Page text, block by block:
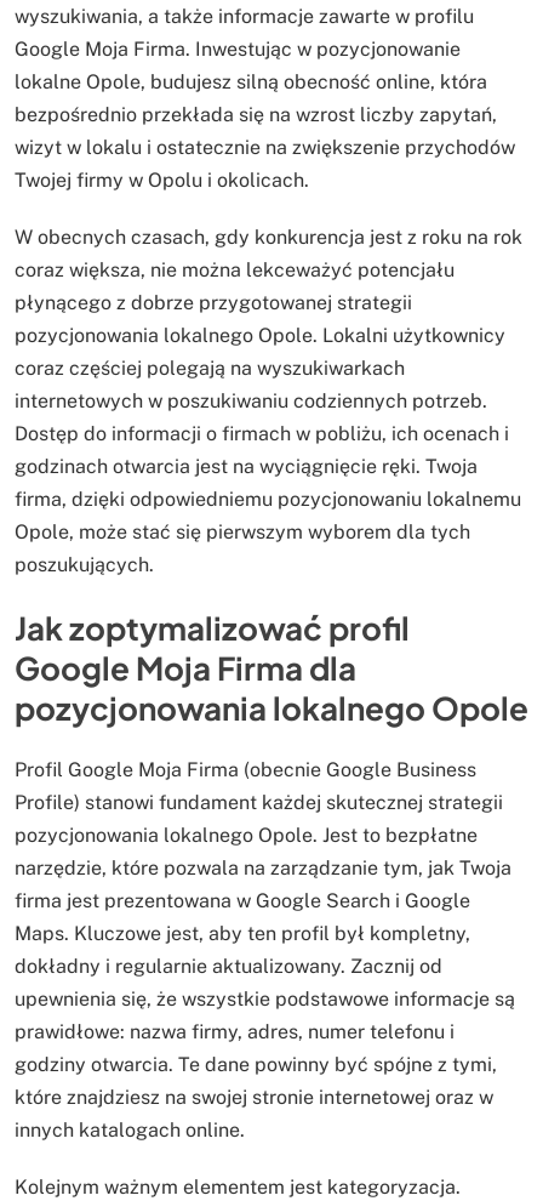
wyszukiwania, a także informacje zawarte w profilu
Google Moja Firma. Inwestując w pozycjonowanie
lokalne Opole, budujesz silną obecność online, która
bezpośrednio przekłada się na wzrost liczby zapytań,
wizyt w lokalu i ostatecznie na zwiększenie przychodów
Twojej firmy w Opolu i okolicach.
W obecnych czasach, gdy konkurencja jest z roku na rok
coraz większa, nie można lekceważyć potencjału
płynącego z dobrze przygotowanej strategii
pozycjonowania lokalnego Opole. Lokalni użytkownicy
coraz częściej polegają na wyszukiwarkach
internetowych w poszukiwaniu codziennych potrzeb.
Dostęp do informacji o firmach w pobliżu, ich ocenach i
godzinach otwarcia jest na wyciągnięcie ręki. Twoja
firma, dzięki odpowiedniemu pozycjonowaniu lokalnemu
Opole, może stać się pierwszym wyborem dla tych
poszukujących.
Jak zoptymalizować profil
Google Moja Firma dla
pozycjonowania lokalnego Opole
Profil Google Moja Firma (obecnie Google Business
Profile) stanowi fundament każdej skutecznej strategii
pozycjonowania lokalnego Opole. Jest to bezpłatne
narzędzie, które pozwala na zarządzanie tym, jak Twoja
firma jest prezentowana w Google Search i Google
Maps. Kluczowe jest, aby ten profil był kompletny,
dokładny i regularnie aktualizowany. Zacznij od
upewnienia się, że wszystkie podstawowe informacje są
prawidłowe: nazwa firmy, adres, numer telefonu i
godziny otwarcia. Te dane powinny być spójne z tymi,
które znajdziesz na swojej stronie internetowej oraz w
innych katalogach online.
Kolejnym ważnym elementem jest kategoryzacja.